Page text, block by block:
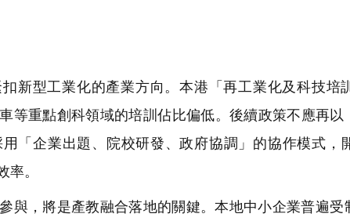
新型工業化的產業方向。本港「再工業化及科技培
等重點創科領域的培訓佔比偏低。後續政策不應再
「企業出題、院校研發、政府協調」的協作模式，
率。
與，將是產教融合落地的關鍵。本地中小企業普遍受